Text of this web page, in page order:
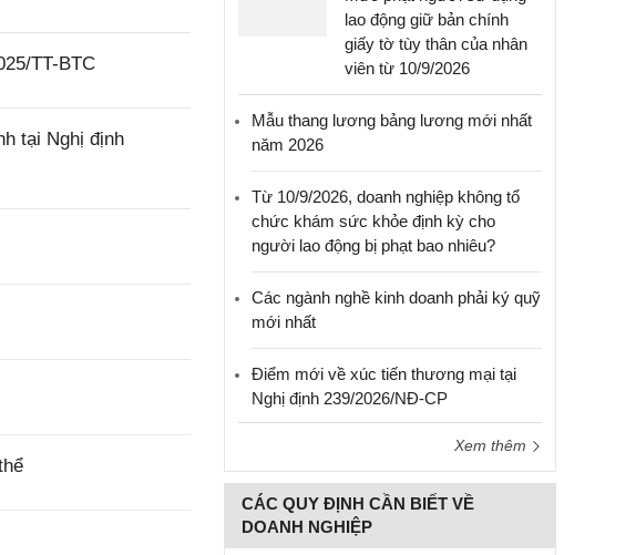
TT-BTC
tại Nghị định
lao động giữ bản chính
giấy tờ tùy thân của nhân
viên từ 10/9/2026
Mẫu thang lương bảng lương mới nhất
năm 2026
Từ 10/9/2026, doanh nghiệp không tổ
chức khám sức khỏe định kỳ cho
người lao động bị phạt bao nhiêu?
Các ngành nghề kinh doanh phải ký quỹ
mới nhất
Điểm mới về xúc tiến thương mại tại
Nghị định 239/2026/NĐ-CP
Xem thêm
CÁC QUY ĐỊNH CẦN BIẾT VỀ
DOANH NGHIỆP